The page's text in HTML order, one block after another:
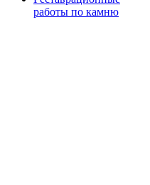
работы по камню